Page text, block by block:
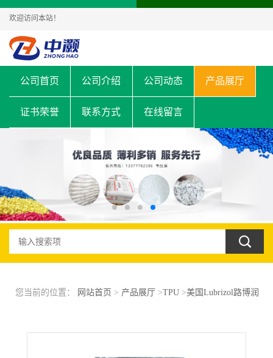
欢迎访问本站！
公司首页 公司介绍 公司动态 产品展厅
证书荣誉 联系方式 在线留言
您当前的位置： 网站首页 > 产品展厅>TPU>美国Lubrizol路博润